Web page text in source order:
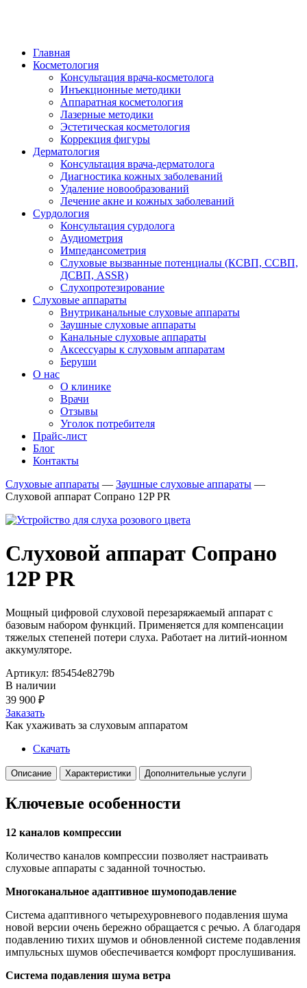
Главная
Косметология
Консультация врача-косметолога
Инъекционные методики
Аппаратная косметология
Лазерные методики
Эстетическая косметология
Коррекция фигуры
Дерматология
Консультация врача-дерматолога
Диагностика кожных заболеваний
Удаление новообразований
Лечение акне и кожных заболеваний
Сурдология
Консультация сурдолога
Аудиометрия
Импедансометрия
Слуховые вызванные потенциалы (КСВП, ССВП,
ДСВП, ASSR)
Слухопротезирование
Слуховые аппараты
Внутриканальные слуховые аппараты
Заушные слуховые аппараты
Канальные слуховые аппараты
Аксессуары к слуховым аппаратам
Беруши
О нас
О клинике
Врачи
Отзывы
Уголок потребителя
Прайс-лист
Блог
Контакты
Слуховые аппараты — Заушные слуховые аппараты —
Слуховой аппарат Сопрано 12P PR
Слуховой аппарат Сопрано
12P PR
Мощный цифровой слуховой перезаряжаемый аппарат с
базовым набором функций. Применяется для компенсации
тяжелых степеней потери слуха. Работает на литий-ионном
аккумуляторе.
Артикул: f85454e8279b
В наличии
39 900 ₽
Заказать
Как ухаживать за слуховым аппаратом
Скачать
Описание Характеристики Дополнительные услуги
Ключевые особенности
12 каналов компрессии
Количество каналов компрессии позволяет настраивать
слуховые аппараты с заданной точностью.
Многоканальное адаптивное шумоподавление
Система адаптивного четырехуровневого подавления шума
новой версии очень бережно обращается с речью. А благодаря
подавлению тихих шумов и обновленной системе подавления
импульсных шумов обеспечивается комфорт прослушивания.
Система подавления шума ветра